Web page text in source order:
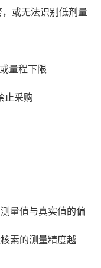
或无法识别低剂量
量程下限
止采购
量值与真实值的偏
素的测量精度越